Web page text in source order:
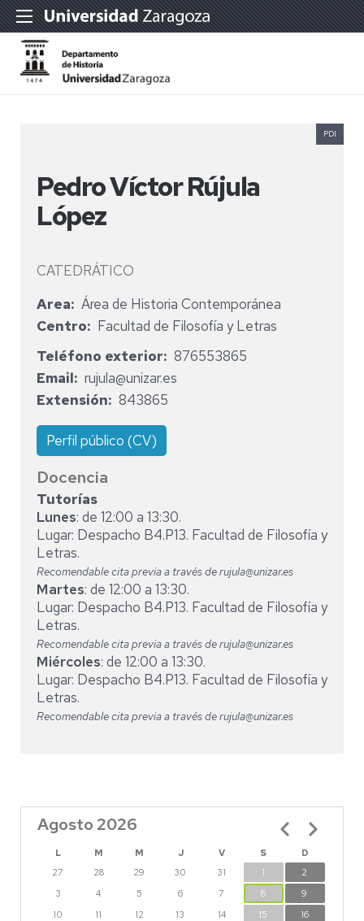
Pedro Víctor Rújula
López
CATEDRÁTICO
PDI
Area
Área de Historia Contemporánea
Centro
Facultad de Filosofía y Letras
Teléfono exterior
876553865
Email
rujula@unizar.es
Extensión
843865
Perfil público (CV)
Docencia
Tutorías
Lunes: de 12:00 a 13:30.
Lugar: Despacho B4.P13. Facultad de Filosofía y
Letras.
Recomendable cita previa a través de rujula@unizar.es
Martes: de 12:00 a 13:30.
Lugar: Despacho B4.P13. Facultad de Filosofía y
Letras.
Recomendable cita previa a través de rujula@unizar.es
Miércoles: de 12:00 a 13:30.
Lugar: Despacho B4.P13. Facultad de Filosofía y
Letras.
Recomendable cita previa a través de rujula@unizar.es
Agosto 2026
L M M J V S
D
27
28 29 30 31 1
2
3
4 5 6 7 8
9
10
11 12 13 14 15
16
Paginación